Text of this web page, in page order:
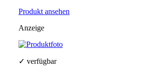
Produkt ansehen
Anzeige
✓ verfügbar